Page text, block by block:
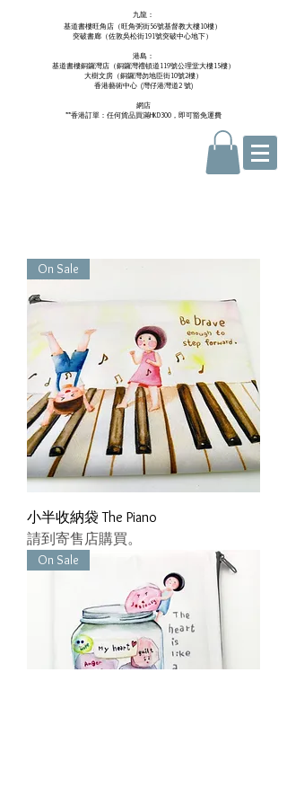
九龍：
基道書樓旺角店（旺角弼街56號基督教大樓10樓）
突破書廊（佐敦吳松街191號突破中心地下）
港島：
基道書樓銅鑼灣店（銅鑼灣禮頓道119號公理堂大樓15樓）
大樹文房（銅鑼灣勿地臣街10號2樓）
香港藝術中心 ​ (灣仔港灣道2 號)
網店
**香港訂單：任何貨品買滿HKD300，即可豁免運費
On Sale
小半收納袋 The Piano
請到寄售店購買。
On Sale